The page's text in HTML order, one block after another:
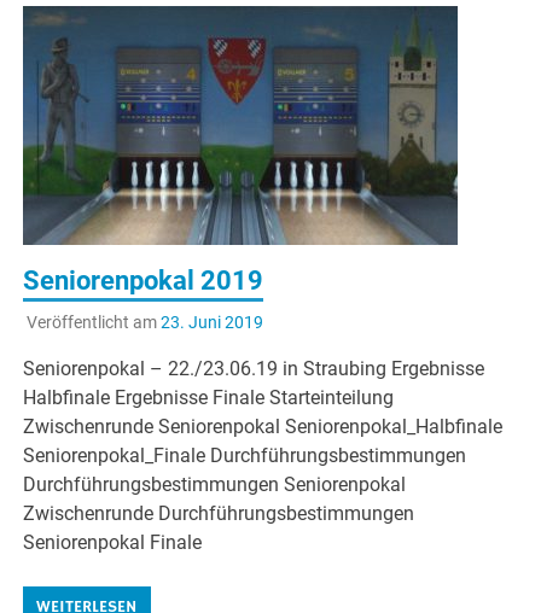
Seniorenpokal 2019
Veröffentlicht am23. Juni 2019
Seniorenpokal – 22./23.06.19 in Straubing Ergebnisse
Halbfinale Ergebnisse Finale Starteinteilung
Zwischenrunde Seniorenpokal Seniorenpokal_Halbfinale
Seniorenpokal_Finale Durchführungsbestimmungen
Durchführungsbestimmungen Seniorenpokal
Zwischenrunde Durchführungsbestimmungen
Seniorenpokal Finale
WEITERLESEN